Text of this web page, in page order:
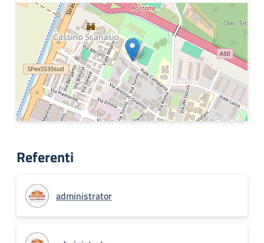
Referenti
administrator